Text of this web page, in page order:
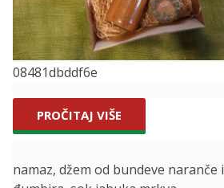
08481dbddf6e
PROČITAJ VIŠE
namaz, džem od bundeve naranče i